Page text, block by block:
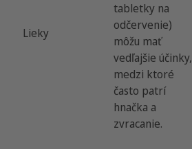
Lieky
tabletky na
odčervenie)
môžu mať
vedľajšie účinky,
medzi ktoré
často patrí
hnačka a
zvracanie.